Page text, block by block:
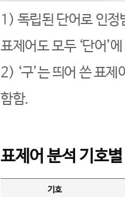
1) 독립된 단어로 인정
표제어도 모두 ‘단어’
2) ‘구’는 띄어 쓴 표
함함.
표제어 분석 기호
기호